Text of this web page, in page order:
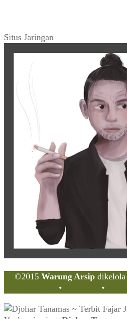
Situs Jaringan
©2015 Warung Arsip dikelola
• •